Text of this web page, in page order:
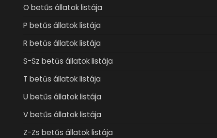
O betűs állatok listája
P betűs állatok listája
R betűs állatok listája
S-Sz betűs állatok listája
T betűs állatok listája
U betűs állatok listája
V betűs állatok listája
Z-Zs betűs állatok listája